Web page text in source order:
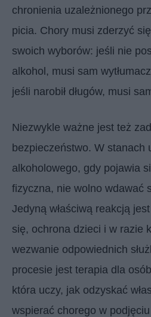
chronienia uzależnionego
picia. Chory musi zderzyć
swoich wyborów: jeśli nie
alkohol, musi sam
jeśli narobił długów, musi
Niezwykle ważne jest też
bezpieczeństwo. W stanach
alkoholowego, gdy pojawia
fizyczna, nie wolno wdawać
Jedyną właściwą reakcją
się, ochrona dzieci i w razie
wezwanie odpowiednich
procesie jest terapia dla
która uczy, jak odzyskać
wspierać chorego w